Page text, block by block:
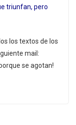
triunfan, pero
los textos de los
mail:
se agotan!